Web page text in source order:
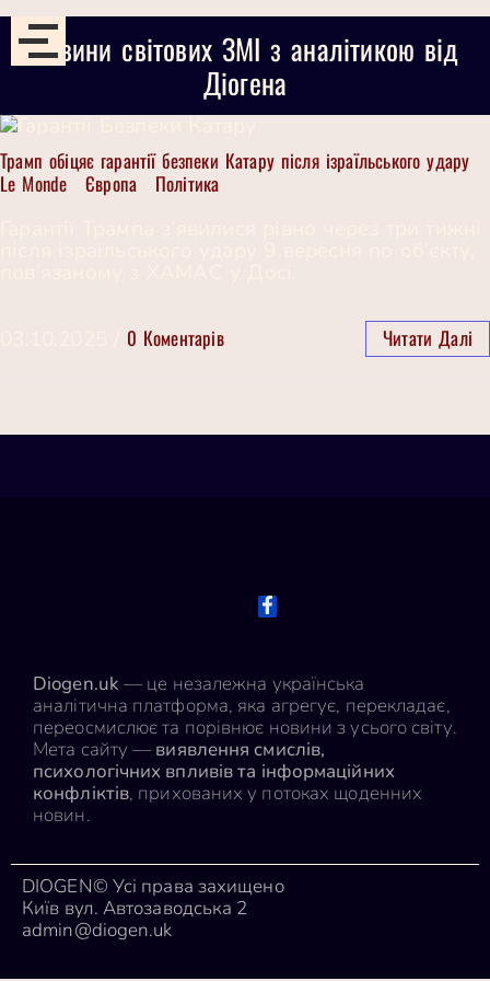
Новини світових ЗМІ з аналітикою від
Діогена
Трамп обіцяє гарантії безпеки Катару після ізраїльського удару
Le Monde
Європа Політика
0 Коментарів Читати Далі
Diogen.uk — це незалежна українська
аналітична платформа, яка агрегує, перекладає,
переосмислює та порівнює новини з усього світу.
Мета сайту — виявлення смислів,
психологічних впливів та інформаційних
конфліктів, прихованих у потоках щоденних
новин.
DIOGEN© Усі права захищено
Київ вул. Автозаводська 2
admin@diogen.uk